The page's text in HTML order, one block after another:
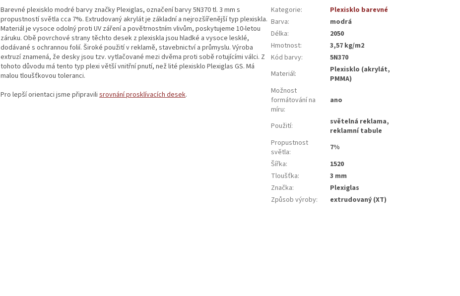
Barevné plexisklo modré barvy značky Plexiglas, označení barvy 5N370 tl. 3 mm s
propustností světla cca 7%. Extrudovaný akrylát je základní a nejrozšířenější typ plexiskla.
Materiál je vysoce odolný proti UV záření a povětrnostním vlivům, poskytujeme 10-letou
záruku. Obě povrchové strany těchto desek z plexiskla jsou hladké a vysoce lesklé,
dodávané s ochrannou folií. Široké použití v reklamě, stavebnictví a průmyslu. Výroba
extruzí znamená, že desky jsou tzv. vytlačované mezi dvěma proti sobě rotujícími válci. Z
tohoto důvodu má tento typ plexi větší vnitřní pnutí, než lité plexisklo Plexiglas GS. Má
malou tloušťkovou toleranci.
Pro lepší orientaci jsme připravili srovnání prosklívacích desek.
Kategorie:
Plexisklo barevné
Barva:
modrá
Délka:
2050
Hmotnost:
3,57 kg/m2
Kód barvy:
5N370
Materiál:
Plexisklo (akrylát,
PMMA)
Možnost
formátování na
míru:
ano
Použití:
světelná reklama,
reklamní tabule
Propustnost
světla:
7%
Šířka:
1520
Tloušťka:
3 mm
Značka:
Plexiglas
Způsob výroby: extrudovaný (XT)